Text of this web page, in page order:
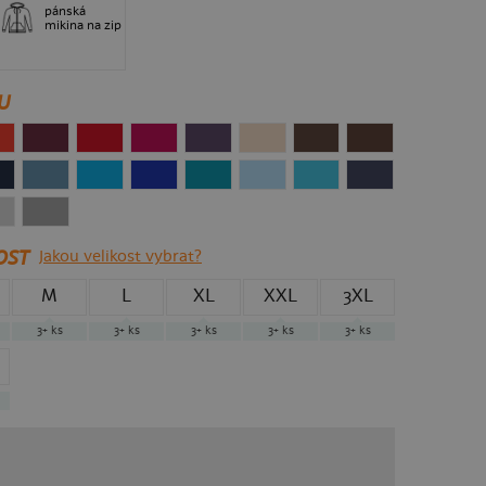
pánská
mikina na zip
Jakou velikost vybrat?
M
3+ ks
L
3+ ks
XL
3+ ks
XXL
3+ ks
3XL
3+ ks